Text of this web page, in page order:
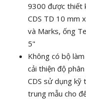
9300 được thiết
CDS TD 10 mm
và Marks, ống
5"
Không có bộ
cải thiện độ
CDS sử dụng
trung mẫu cho